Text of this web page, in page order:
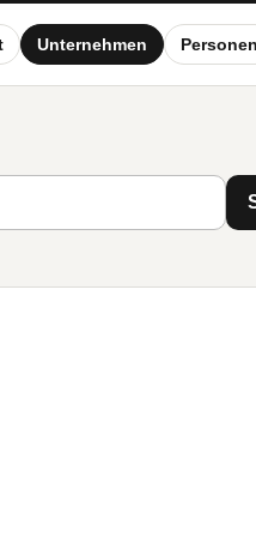
Unternehmen Personen